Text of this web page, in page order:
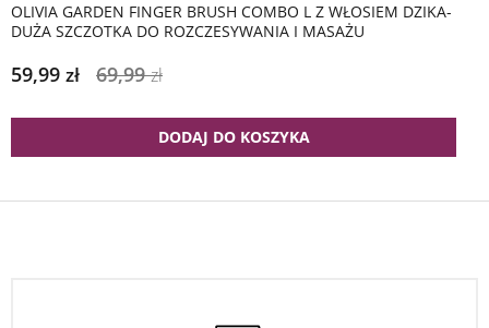
OLIVIA GARDEN FINGER BRUSH COMBO L Z WŁOSIEM DZIKA-
DUŻA SZCZOTKA DO ROZCZESYWANIA I MASAŻU
59,99 zł 69,99zł
DODAJ DO KOSZYKA